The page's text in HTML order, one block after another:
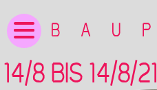
14/8 BIS 14/8/21